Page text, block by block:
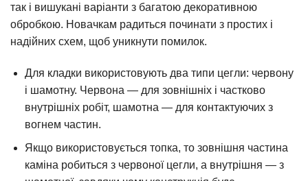
так і вишукані варіанти з багатою декоративною
обробкою. Новачкам радиться починати з простих і
надійних схем, щоб уникнути помилок.
Для кладки використовують два типи цегли: червону
і шамотну. Червона — для зовнішніх і частково
внутрішніх робіт, шамотна — для контактуючих з
вогнем частин.
Якщо використовується топка, то зовнішня частина
каміна робиться з червоної цегли, а внутрішня — з